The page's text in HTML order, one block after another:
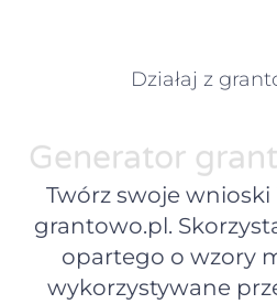
Działaj z
Generator
Twórz swoje
grantowo.pl.
opartego o wzory
wykorzystywane